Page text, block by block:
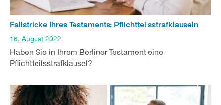
Fallstricke Ihres Testaments: Pflichtteilsstrafklauseln
16. August 2022
Haben Sie in Ihrem Berliner Testament eine
Pflichtteilsstrafklausel?